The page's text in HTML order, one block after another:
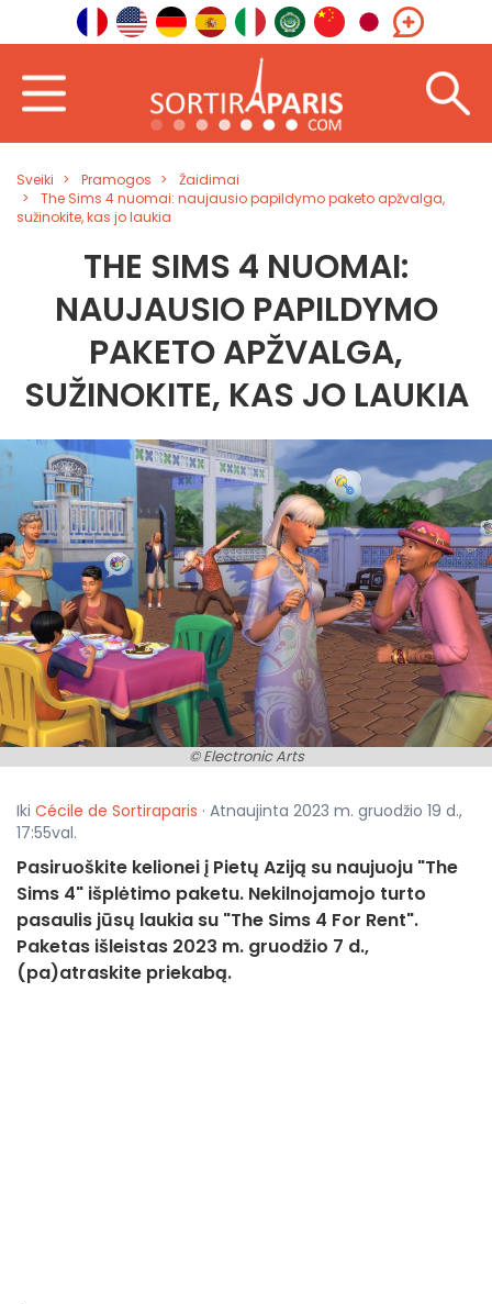
Sveiki Pramogos
Žaidimai
The Sims 4 nuomai: naujausio papildymo paketo apžvalga,
sužinokite, kas jo laukia
THE SIMS 4 NUOMAI:
NAUJAUSIO PAPILDYMO
PAKETO APŽVALGA,
SUŽINOKITE, KAS JO LAUKIA
© Electronic Arts
Iki Cécile de Sortiraparis · Atnaujinta 2023 m. gruodžio 19 d.,
17:55val.
Pasiruoškite kelionei į Pietų Aziją su naujuoju "The
Sims 4" išplėtimo paketu. Nekilnojamojo turto
pasaulis jūsų laukia su "The Sims 4 For Rent".
Paketas išleistas 2023 m. gruodžio 7 d.,
(pa)atraskite priekabą.